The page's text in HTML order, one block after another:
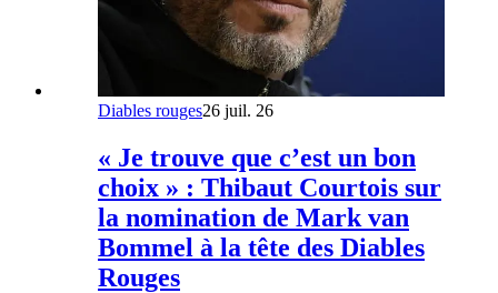
Diables rouges26 juil. 26
« Je trouve que c’est un bon
choix » : Thibaut Courtois sur
la nomination de Mark van
Bommel à la tête des Diables
Rouges